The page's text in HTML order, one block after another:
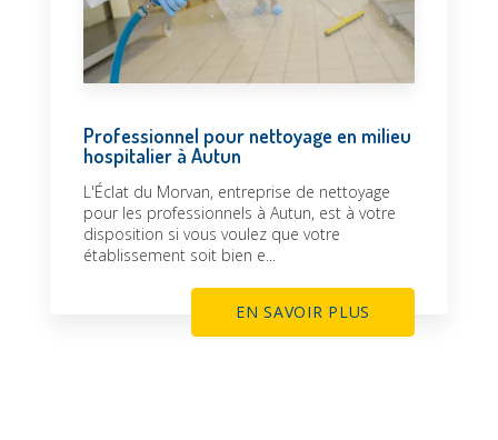
Professionnel pour nettoyage en milieu
hospitalier à Autun
L'Éclat du Morvan, entreprise de nettoyage
pour les professionnels à Autun, est à votre
disposition si vous voulez que votre
établissement soit bien e...
EN SAVOIR PLUS